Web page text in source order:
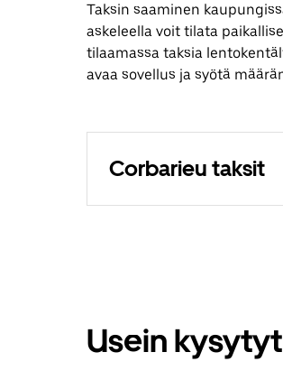
Taksin saaminen
askeleella voit tilata
tilaamassa taksia
avaa sovellus ja syötä
Corbarieu taksit
Usein